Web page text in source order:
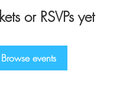
or RSVPs yet
Browse events